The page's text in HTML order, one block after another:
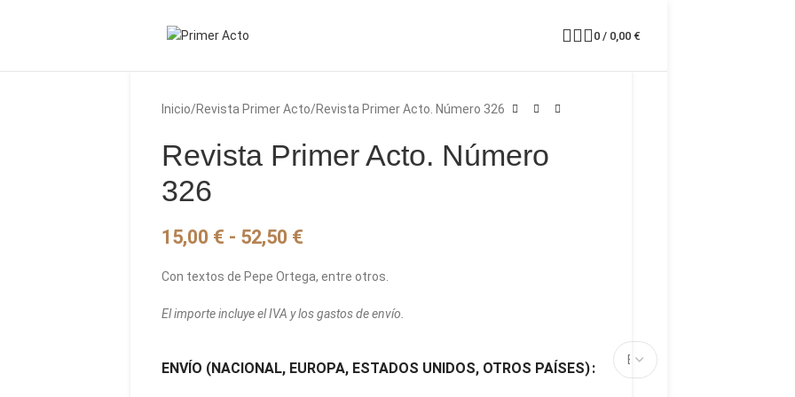
0 / 0,00 €
Inicio Revista Primer Acto Revista Primer Acto. Número 326
Revista Primer Acto. Número
326
15,00 € - 52,50 €
Con textos de Pepe Ortega, entre otros.
El importe incluye el IVA y los gastos de envío.
ENVÍO (NACIONAL, EUROPA, ESTADOS UNIDOS, OTROS PAÍSES)